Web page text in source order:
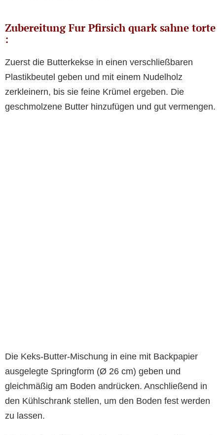
Zubereitung Fur Pfirsich quark sahne torte
:
Zuerst die Butterkekse in einen verschließbaren
Plastikbeutel geben und mit einem Nudelholz
zerkleinern, bis sie feine Krümel ergeben. Die
geschmolzene Butter hinzufügen und gut vermengen.
Die Keks-Butter-Mischung in eine mit Backpapier
ausgelegte Springform (Ø 26 cm) geben und
gleichmäßig am Boden andrücken. Anschließend in
den Kühlschrank stellen, um den Boden fest werden
zu lassen.